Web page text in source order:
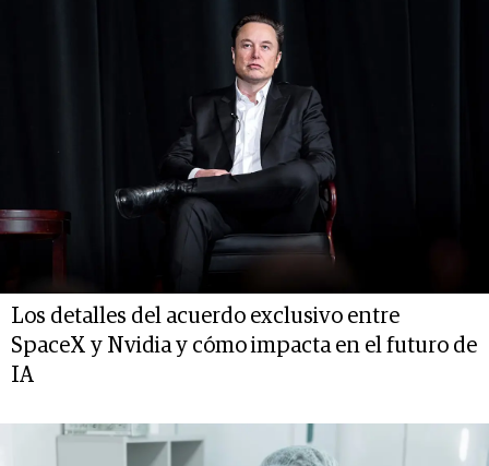
Los detalles del acuerdo exclusivo entre
SpaceX y Nvidia y cómo impacta en el futuro de
IA